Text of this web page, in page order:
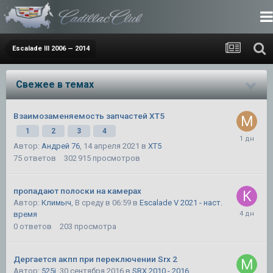
Escalade III 2006 — 2014
Свежее в темах
Взаимозаменяемость запчастей XT5
1 2 3 4
Автор: Андрей 76, 14 апреля 2021 в XT5
75 ответов 302 915 просмотров
пропадают полоски на камерах
Автор: Климыч, В среду в 06:59 в Escalade V 2021 - наст.
время
0 ответов 203 просмотра
Дергается акпп при переключении Srx 2
Автор: 525i 30 сентября 2016 в SRX 2010 - 2016